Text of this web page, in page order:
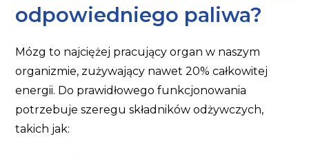
odpowiedniego paliwa?
Mózg to najciężej pracujący organ w naszym
organizmie, zużywający nawet 20% całkowitej
energii. Do prawidłowego funkcjonowania
potrzebuje szeregu składników odżywczych,
takich jak: